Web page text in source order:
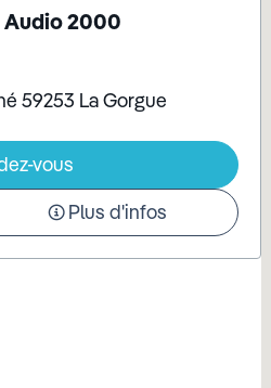
2000
59253 La Gorgue
vous
Plus d'infos